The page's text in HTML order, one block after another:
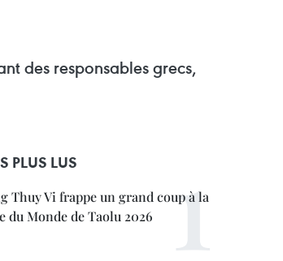
des responsables grecs,
PLUS LUS
Thuy Vi frappe un grand coup à la
du Monde de Taolu 2026